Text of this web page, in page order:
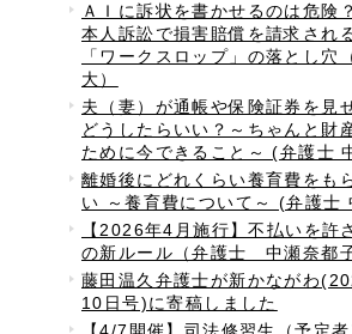
ＡＩに訴状を書かせるのは危
本人訴訟で損害賠償を請求され
「ワークスロップ」の落とし穴
大）
夫（妻）が通帳や保険証券を見
どうしたらいい？～ちゃんと財
ために今できること～ (弁護士
離婚後にどれくらい養育費をも
い ～養育費について～ (弁護士
【2026年4月施行】不払いを許
の新ルール（弁護士 中瀬奈都子
藤田温久弁護士が新かながわ
10日号)に寄稿しました